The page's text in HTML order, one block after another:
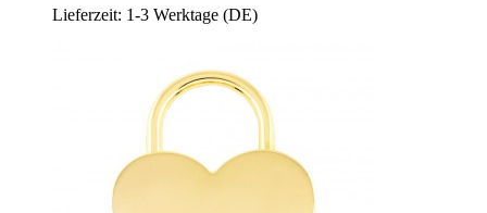
Lieferzeit: 1-3 Werktage (DE)